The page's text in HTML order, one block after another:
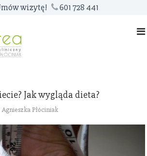
wizytę! 601 728 441
Jak wygląda dieta?
Agnieszka Płóciniak